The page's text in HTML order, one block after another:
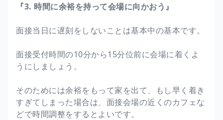
『3. 時間に余裕を持って会場に向かおう』
面接当日に遅刻をしないことは基本中の基本です。
面接受付時間の10分から15分位前に会場に着くよ
うにしましょう。
そのためには余裕をもって家を出て、もし早く着き
すぎてしまった場合は、面接会場の近くのカフェな
どで時間調整をするとよいです。